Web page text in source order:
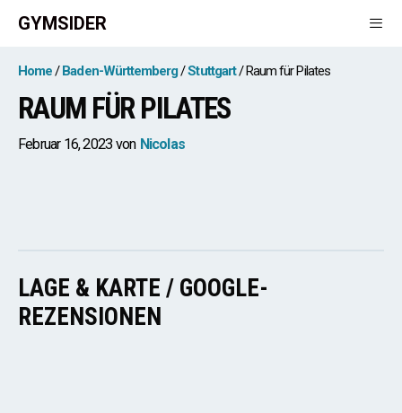
Zum
Inhalt
springen
GYMSIDER
Home Baden-Württemberg Stuttgart Raum für Pilates
RAUM FÜR PILATES
Februar 16, 2023 von Nicolas
LAGE & KARTE / GOOGLE-
REZENSIONEN